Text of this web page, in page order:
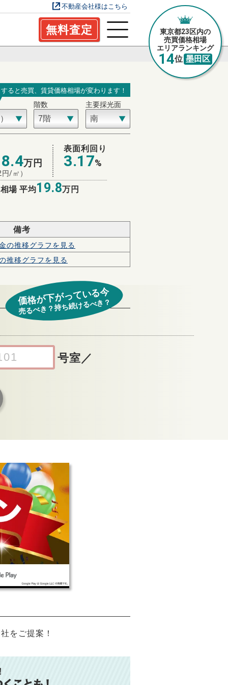
不動産会社様はこちら
無料査定
東京都23区内の
売買価格相場
エリアランキング
14位 墨田区
ると売買、賃貸価格相場が変わります！
階数 主要採光面
万円
円/㎡）
表面利回り
3.17%
場 平均19.8万円
備考
の推移グラフを見る
推移グラフを見る
号室 ／
価格が下がっている今
売るべき？持ち続けるべき？
をご提案！